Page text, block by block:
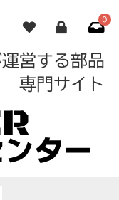
0
営する部品
専門サイト